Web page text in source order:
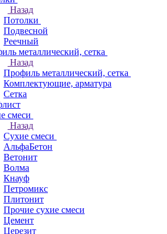
Назад
Потолки
Подвесной
Реечный
металлический, сетка
Назад
Профиль металлический, сетка
Комплектующие, арматура
Сетка
смеси
Назад
Сухие смеси
АльфаБетон
Ветонит
Волма
Кнауф
Петромикс
Плитонит
Прочие сухие смеси
Цемент
Церезит